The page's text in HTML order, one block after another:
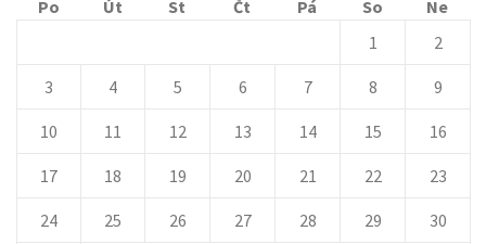
Po Út St Čt Pá So
Ne
1
2
3 4 5 6 7 8 9
10 11 12 13 14 15 16
17 18 19 20 21 22 23
24 25 26 27 28 29 30